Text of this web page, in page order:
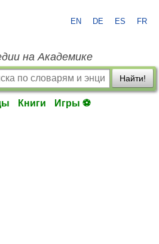
EN DE ES FR
на Академике
Найти!
Книги Игры ⚽